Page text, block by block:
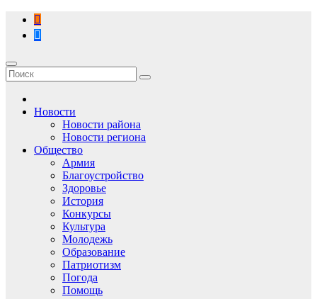
Перейти
содержимому
Новости
Новости района
Новости региона
Общество
Армия
Благоустройство
Здоровье
История
Конкурсы
Культура
Молодежь
Образование
Патриотизм
Погода
Помощь